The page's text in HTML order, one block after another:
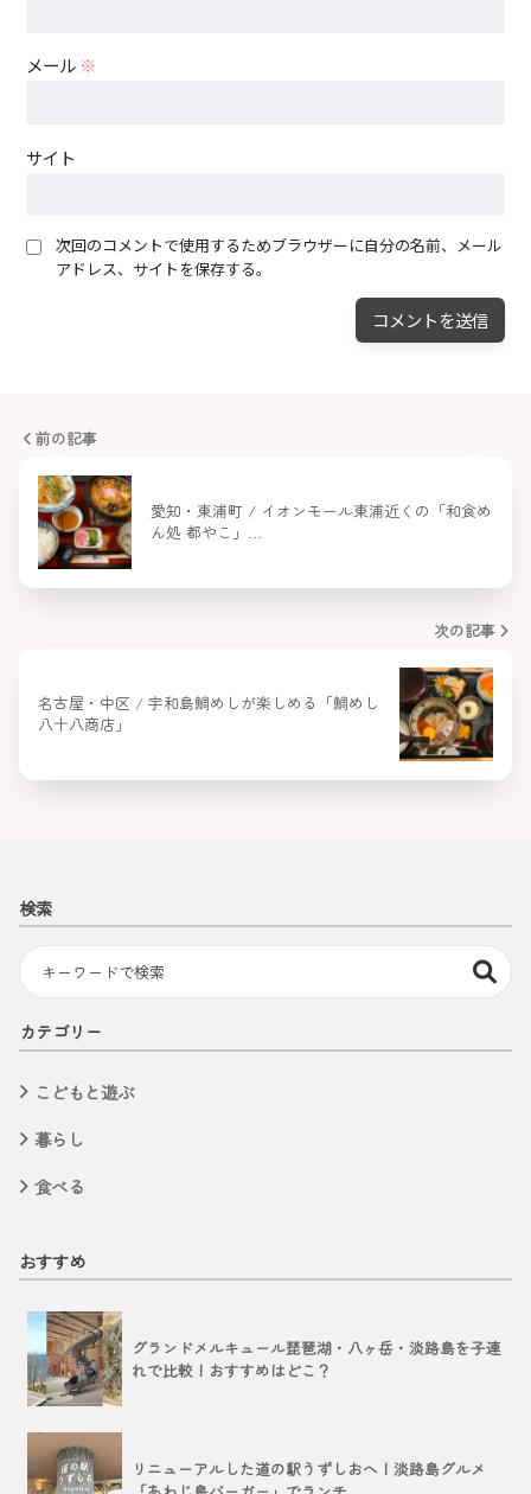
メール ※
サイト
次回のコメントで使用するためブラウザーに自分の名前、メール
アドレス、サイトを保存する。
前の記事
愛知・東浦町 / イオンモール東浦近くの「和食め
ん処 都やこ」…
次の記事
名古屋・中区 / 宇和島鯛めしが楽しめる「鯛めし
八十八商店」
検索
カテゴリー
こどもと遊ぶ
暮らし
食べる
おすすめ
グランドメルキュール琵琶湖・八ヶ岳・淡路島を子連
れで比較！おすすめはどこ？
リニューアルした道の駅うずしおへ！淡路島グルメ